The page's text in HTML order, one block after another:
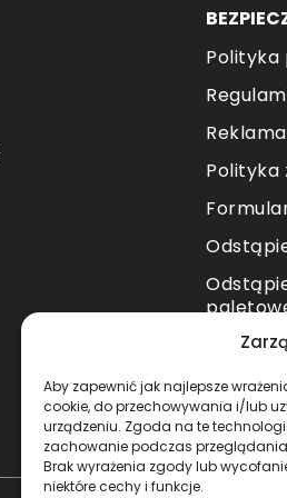
Aby zapewnić jak najlepsze
cookie, do przechowywania i/lub
urządzeniu. Zgoda na te
zachowanie podczas
Brak wyrażenia zgody lub
niektóre cechy i funkcje.
Polityka